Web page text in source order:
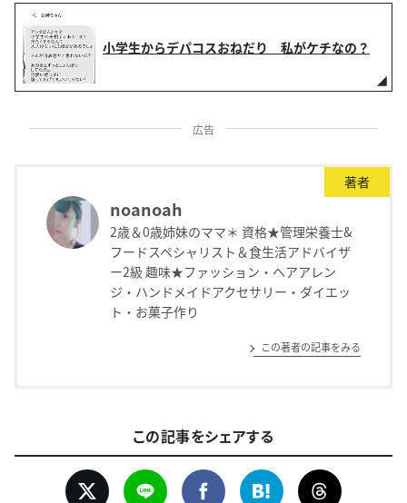
小学生からデパコスおねだり 私がケチなの？
広告
著者
noanoah
2歳＆0歳姉妹のママ＊ 資格★管理栄養士&
フードスペシャリスト＆食生活アドバイザ
ー2級 趣味★ファッション・ヘアアレン
ジ・ハンドメイドアクセサリー・ダイエッ
ト・お菓子作り
この著者の記事をみる
この記事をシェアする